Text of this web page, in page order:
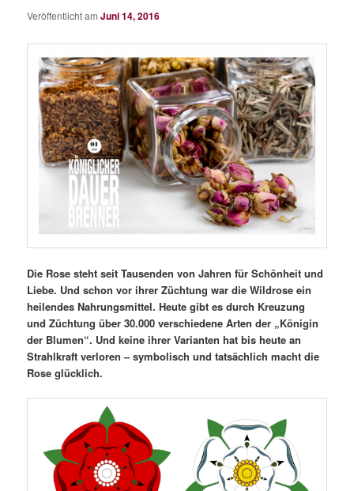
Veröffentlicht amJuni 14, 2016
Die Rose steht seit Tausenden von Jahren für Schönheit und
Liebe. Und schon vor ihrer Züchtung war die Wildrose ein
heilendes Nahrungsmittel. Heute gibt es durch Kreuzung
und Züchtung über 30.000 verschiedene Arten der „Königin
der Blumen“. Und keine ihrer Varianten hat bis heute an
Strahlkraft verloren – symbolisch und tatsächlich macht die
Rose glücklich.